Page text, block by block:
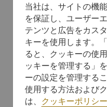
当社は、サイトの機
を保証し、ユーザー
テンツと広告をカス
キーを使用します。
ると、クッキーの使
ッキーを管理する」
ーの設定を管理する
使用する方法および
は、 クッキーポリシー